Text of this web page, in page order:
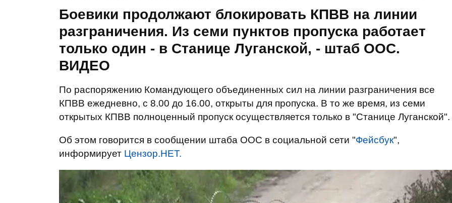
Боевики продолжают блокировать КПВВ на линии
разграничения. Из семи пунктов пропуска работает
только один - в Станице Луганской, - штаб ООС.
ВИДЕО
По распоряжению Командующего объединенных сил на линии разграничения все
КПВВ ежедневно, с 8.00 до 16.00, открыты для пропуска. В то же время, из семи
открытых КПВВ полноценный пропуск осуществляется только в "Станице Луганской".
Об этом говорится в сообщении штаба ООС в социальной сети "Фейсбук",
информирует Цензор.НЕТ.